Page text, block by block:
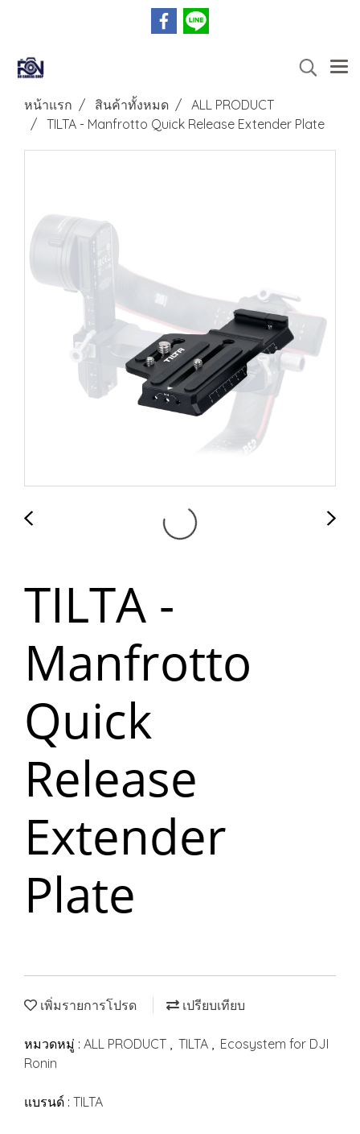
หน้าแรก สินค้าทั้งหมด
ALL PRODUCT
TILTA - Manfrotto Quick Release Extender Plate
TILTA -
Manfrotto
Quick
Release
Extender
Plate
เพิ่มรายการโปรด เปรียบเทียบ
หมวดหมู่ : ALL PRODUCT , TILTA , Ecosystem for DJI
Ronin
แบรนด์ : TILTA